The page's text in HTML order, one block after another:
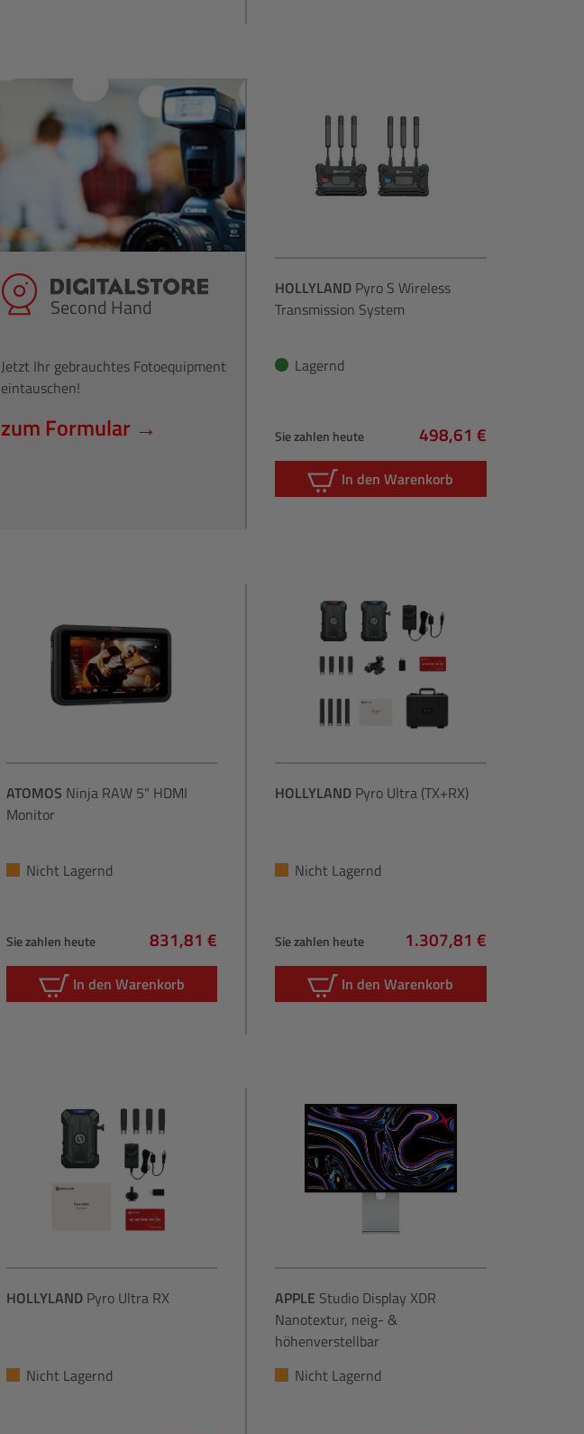
Second Hand
Jetzt Ihr gebrauchtes Fotoequipment
eintauschen!
zum Formular →
HOLLYLANDPyro S Wireless
Transmission System
Lagernd
Sie zahlen heute
Regulärer Preis:
498,61 €
In den Warenkorb
ATOMOS Ninja RAW 5" HDMI
Monitor
Nicht Lagernd
Sie zahlen heute
Regulärer Preis:
831,81 €
In den Warenkorb
HOLLYLANDPyro Ultra (TX+RX)
Nicht Lagernd
Sie zahlen heute
Regulärer Preis:
1.307,81 €
In den Warenkorb
HOLLYLAND Pyro Ultra RX
Nicht Lagernd
APPLE Studio Display XDR
Nanotextur, neig- &
höhenverstellbar
Nicht Lagernd